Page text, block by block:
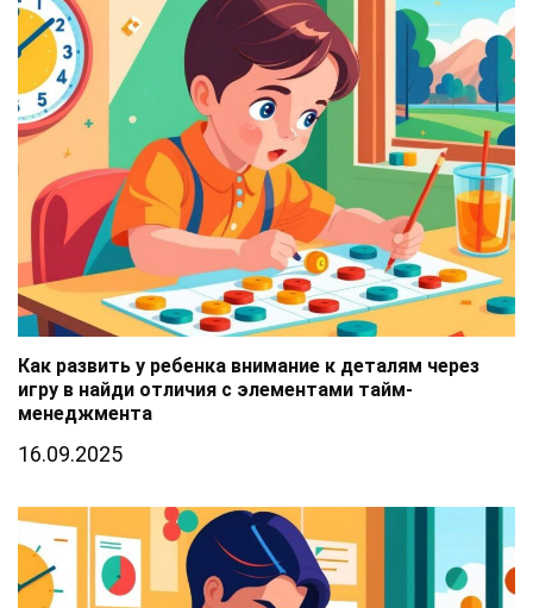
Как развить у ребенка внимание к деталям через
игру в найди отличия с элементами тайм-
менеджмента
16.09.2025